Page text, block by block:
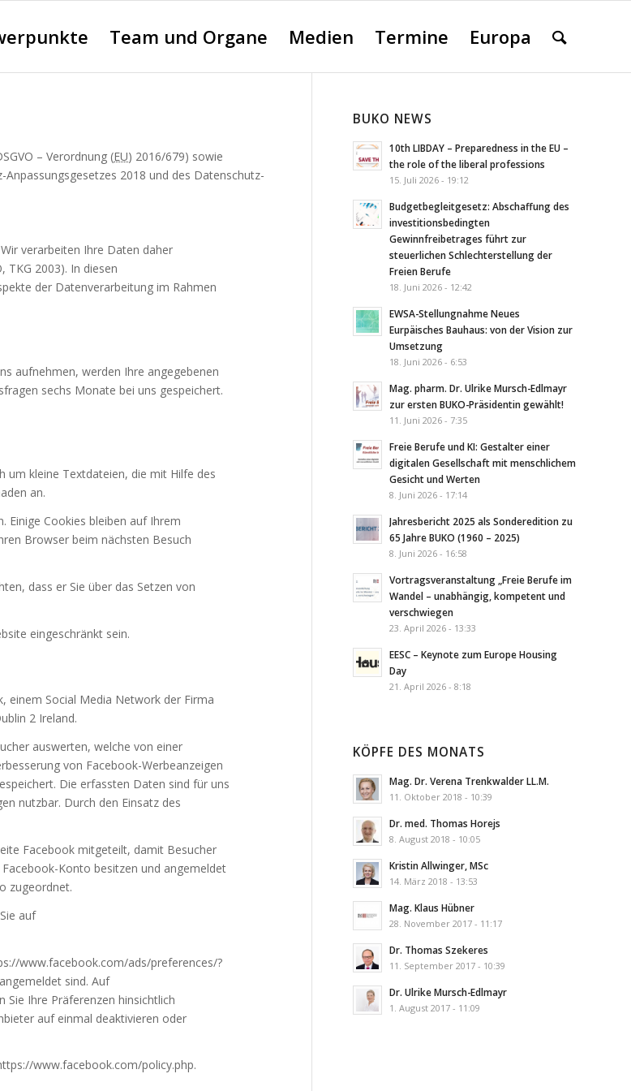
Team und Organe Medien Termine Europa
– Verordnung (EU) 2016/679) sowie
2018 und des Datenschutz-
verarbeiten Ihre Daten daher
TKG 2003). In diesen
der Datenverarbeitung im Rahmen
aufnehmen, werden Ihre angegebenen
sechs Monate bei uns gespeichert.
um kleine Textdateien, die mit Hilfe des
an.
Einige Cookies bleiben auf Ihrem
Browser beim nächsten Besuch
dass er Sie über das Setzen von
eingeschränkt sein.
einem Social Media Network der Firma
2 Ireland.
auswerten, welche von einer
von Facebook-Werbeanzeigen
Die erfassten Daten sind für uns
nutzbar. Durch den Einsatz des
Facebook mitgeteilt, damit Besucher
Konto besitzen und angemeldet
zugeordnet.
auf
www.facebook.com/ads/preferences/?
sind. Auf
Ihre Präferenzen hinsichtlich
auf einmal deaktivieren oder
www.facebook.com/policy.php.
BUKO NEWS
10th LIBDAY – Preparedness in the EU –
the role of the liberal professions
15. Juli 2026 - 19:12
Budgetbegleitgesetz: Abschaffung des
investitionsbedingten
Gewinnfreibetrages führt zur
steuerlichen Schlechterstellung der
Freien Berufe
18. Juni 2026 - 12:42
EWSA-Stellungnahme Neues
Eurpäisches Bauhaus: von der Vision zur
Umsetzung
18. Juni 2026 - 6:53
Mag. pharm. Dr. Ulrike Mursch-Edlmayr
zur ersten BUKO-Präsidentin gewählt!
11. Juni 2026 - 7:35
Freie Berufe und KI: Gestalter einer
digitalen Gesellschaft mit menschlichem
Gesicht und Werten
8. Juni 2026 - 17:14
Jahresbericht 2025 als Sonderedition zu
65 Jahre BUKO (1960 – 2025)
8. Juni 2026 - 16:58
Vortragsveranstaltung „Freie Berufe im
Wandel – unabhängig, kompetent und
verschwiegen
23. April 2026 - 13:33
EESC – Keynote zum Europe Housing
Day
21. April 2026 - 8:18
KÖPFE DES MONATS
Mag. Dr. Verena Trenkwalder LL.M.
11. Oktober 2018 - 10:39
Dr. med. Thomas Horejs
8. August 2018 - 10:05
Kristin Allwinger, MSc
14. März 2018 - 13:53
Mag. Klaus Hübner
28. November 2017 - 11:17
Dr. Thomas Szekeres
11. September 2017 - 10:39
Dr. Ulrike Mursch-Edlmayr
1. August 2017 - 11:09